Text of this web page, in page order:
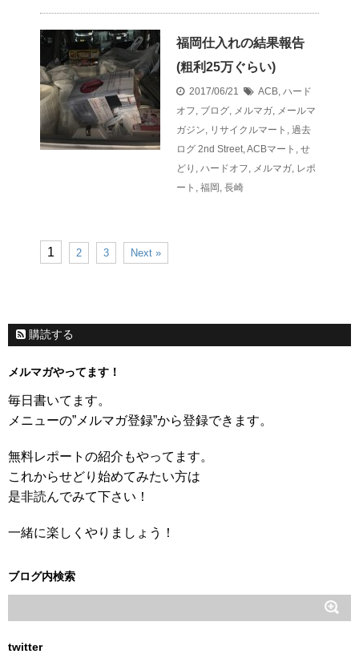
福岡仕入れの結果報告
(粗利25万ぐらい)
2017/06/21 ACB ハード
オフ ブログ メルマガ
メールマ
ガジン
リサイクルマート
過去
ログ 2nd Street ACBマート
せ
どり
ハードオフ メルマガ レポ
ート
福岡 長崎
1 2 3 Next »
購読する
メルマガやってます！
毎日書いてます。
メニューの”メルマガ登録”から登録できます。
無料レポートの紹介もやってます。
これからせどり始めてみたい方は
是非読んでみて下さい！
一緒に楽しくやりましょう！
ブログ内検索
twitter